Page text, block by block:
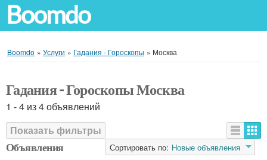
Boomdo
Boomdo » Услуги » Гадания - Гороскопы » Москва
Гадания - Гороскопы Москва
1 - 4 из 4 объявлений
Показать фильтры
Сортировать по: Новые объявления
Объявления